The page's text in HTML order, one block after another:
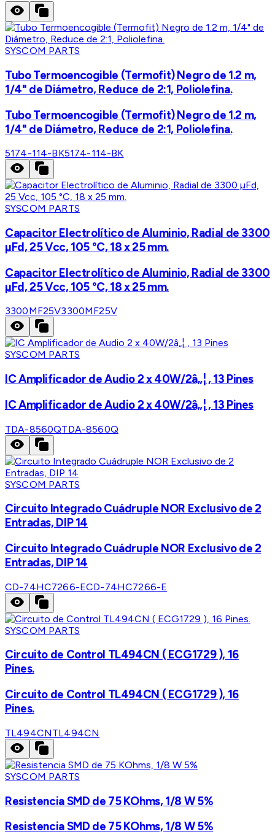
SYSCOM PARTS
Tubo Termoencogible (Termofit) Negro de 1.2 m,
1/4" de Diámetro, Reduce de 2:1, Poliolefina.
Tubo Termoencogible (Termofit) Negro de 1.2 m,
1/4" de Diámetro, Reduce de 2:1, Poliolefina.
5174-114-BK5174-114-BK
SYSCOM PARTS
Capacitor Electrolítico de Aluminio, Radial de 3300
µFd, 25 Vcc, 105 °C, 18 x 25 mm.
Capacitor Electrolítico de Aluminio, Radial de 3300
µFd, 25 Vcc, 105 °C, 18 x 25 mm.
3300MF25V3300MF25V
SYSCOM PARTS
IC Amplificador de Audio 2 x 40W/2â„¦ , 13 Pines
IC Amplificador de Audio 2 x 40W/2â„¦ , 13 Pines
TDA-8560QTDA-8560Q
SYSCOM PARTS
Circuito Integrado Cuádruple NOR Exclusivo de 2
Entradas, DIP 14
Circuito Integrado Cuádruple NOR Exclusivo de 2
Entradas, DIP 14
CD-74HC7266-ECD-74HC7266-E
SYSCOM PARTS
Circuito de Control TL494CN ( ECG1729 ), 16
Pines.
Circuito de Control TL494CN ( ECG1729 ), 16
Pines.
TL494CNTL494CN
SYSCOM PARTS
Resistencia SMD de 75 KOhms, 1/8 W 5%
Resistencia SMD de 75 KOhms, 1/8 W 5%